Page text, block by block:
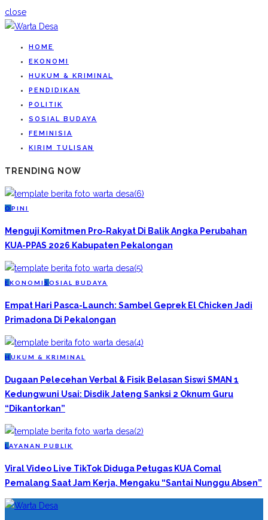
close
HOME
EKONOMI
HUKUM & KRIMINAL
PENDIDIKAN
POLITIK
SOSIAL BUDAYA
FEMINISIA
KIRIM TULISAN
TRENDING NOW
O PINI
Menguji Komitmen Pro-Rakyat Di Balik Angka Perubahan
KUA-PPAS 2026 Kabupaten Pekalongan
EKONOMI S OSIAL BUDAYA
Empat Hari Pasca-Launch: Sambel Geprek El Chicken Jadi
Primadona Di Pekalongan
H UKUM & KRIMINAL
Dugaan Pelecehan Verbal & Fisik Belasan Siswi SMAN 1
Kedungwuni Usai: Disdik Jateng Sanksi 2 Oknum Guru
“Dikantorkan”
L AYANAN PUBLIK
Viral Video Live TikTok Diduga Petugas KUA Comal
Pemalang Saat Jam Kerja, Mengaku “Santai Nunggu Absen”